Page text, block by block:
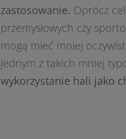
zastosowanie. Oprócz
przemysłowych czy
mogą mieć mniej
Jednym z takich mniej
wykorzystanie hali jako